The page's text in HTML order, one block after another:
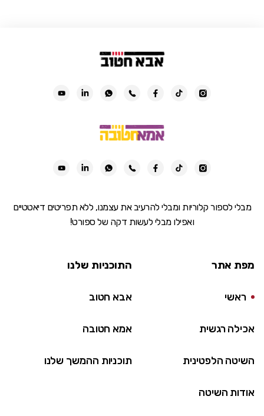
מבלי לספור קלוריות ומבלי להרעיב את עצמנו, ללא תפריטים דיאטטיים
ואפילו מבלי לעשות דקה של ספורט!
מפת אתר
ראשי
אכילה רגשית
השיטה הלפטינית
אודות השיטה
התוכניות שלנו
אבא חטוב
אמא חטובה
תוכניות ההמשך שלנו